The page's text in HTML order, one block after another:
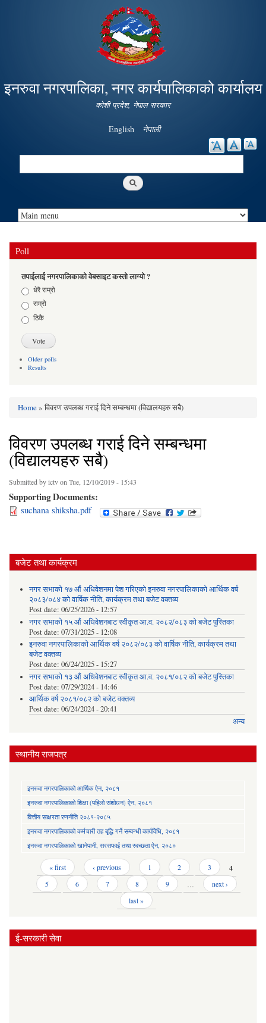
Skip to
main
content
इनरुवा नगरपालिका, नगर कार्यपालिकाको कार्यालय
कोशी प्रदेश, नेपाल सरकार
English नेपाली
Search
Poll
तपाईलाई नगरपालिकाको वेबसाइट कस्तो लाग्यो ?
Choicesधेरै राम्रो
राम्रो
ठिकै
Older polls
Results
Home» विवरण उपलब्ध गराई दिने सम्बन्धमा (विद्यालयहरु सबै)
विवरण उपलब्ध गराई दिने सम्बन्धमा
(विद्यालयहरु सबै)
Submitted byictvon Tue, 12/10/2019 - 15:43
Supporting Documents:
suchana shiksha.pdf
बजेट तथा कार्यक्रम
नगर सभाको १७ औं अधिवेशनमा पेश गरिएको इनरुवा नगरपालिकाको आर्थिक वर्ष
२०८३/०८४ को वार्षिक नीति, कार्यक्रम तथा बजेट वक्तव्य
Post date: 06/25/2026 - 12:57
नगर सभाको १५ औं अधिवेशनबाट स्वीकृत आ.व. २०८२/०८३ को बजेट पुस्तिका
Post date: 07/31/2025 - 12:08
इनरुवा नगरपालिकाको आर्थिक वर्ष २०८२/०८३ को वार्षिक नीति, कार्यक्रम तथा
बजेट वक्तव्य
Post date: 06/24/2025 - 15:27
नगर सभाको १३ औं अधिवेशनबाट स्वीकृत आ.व. २०८१/०८२ को बजेट पुस्तिका
Post date: 07/29/2024 - 14:46
आर्थिक वर्ष २०८१/०८२ को बजेट वक्तव्य
Post date: 06/24/2024 - 20:41
अन्य
स्थानीय राजपत्र
इनरुवा नगरपालिकाको आर्थिक ऐन, २०८१
इनरुवा नगरपालिकाको शिक्षा (पहिलो संशोधन) ऐन, २०८१
वित्तीय साक्षरता रणनीति २०८१-२०८५
इनरुवा नगरपालिकाको कर्मचारी तह बृद्धि गर्ने सम्वन्धी कार्यविधि, २०८१
इनरुवा नगरपालिकाको खानेपानी, सरसफाई तथा स्वच्छता ऐन, २०८०
Pages « first ‹ previous 1 2 3 4
5 6 7 8 9 …
next ›
last »
ई-सरकारी सेवा